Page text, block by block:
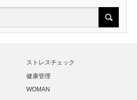
ストレスチェック
健康管理
WOMAN